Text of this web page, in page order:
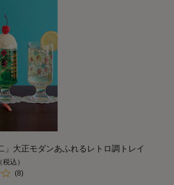
」大正モダンあふれるレトロ調トレイ
（税込）
(8)